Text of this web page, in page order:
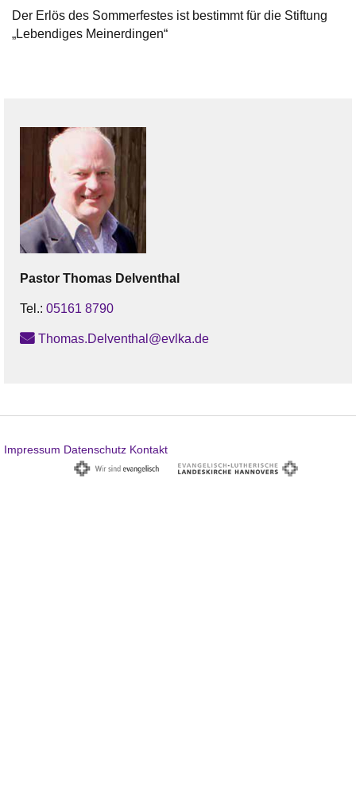
Der Erlös des Sommerfestes ist bestimmt für die Stiftung
„Lebendiges Meinerdingen“
Pastor Thomas Delventhal
Tel.: 05161 8790
Thomas.Delventhal@evlka.de
Impressum Datenschutz Kontakt